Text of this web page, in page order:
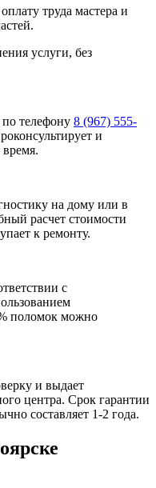
труда мастера и
услуги, без
телефону 8 (967) 555-
и
время.
на дому или в
расчет стоимости
к ремонту.
с
поломок можно
и выдает
центра. Срок гарантии
составляет 1-2 года.